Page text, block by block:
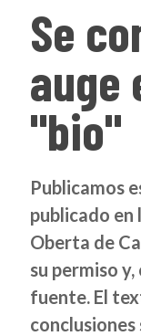
Se
auge
"bio"
Publicamos
publicado en
Oberta de
su permiso
fuente. El
conclusiones